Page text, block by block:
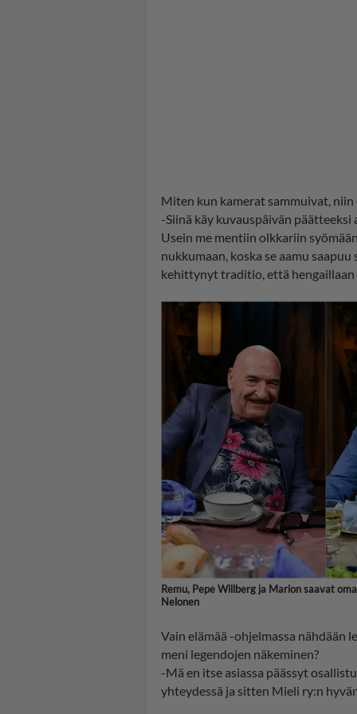
Miten kun kamerat sammuivat,
-Siinä käy kuvauspäivän päätteeksi
Usein me mentiin olkkariin
nukkumaan, koska se aamu
kehittynyt traditio, että hengaillaan
Remu, Pepe Willberg ja Marion saavat
Nelonen
Vain elämää -ohjelmassa nähdään
meni legendojen näkeminen?
-Mä en itse asiassa päässyt
yhteydessä ja sitten Mieli ry:n